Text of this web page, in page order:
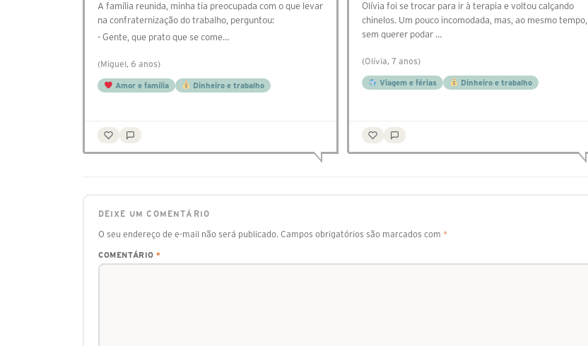
A família reunida, minha tia preocupada com o que levar
na confraternização do trabalho, perguntou:
- Gente, que prato que se come…
(Miguel, 6 anos)
Amor e família Dinheiro e trabalho
⁣⁣⁣⁣Olívia foi se trocar para ir à terapia e voltou calçando
chinelos. Um pouco incomodada, mas, ao mesmo tempo,
sem querer podar …
(Olívia, 7 anos)
Viagem e férias Dinheiro e trabalho
DEIXE UM COMENTÁRIO
O seu endereço de e-mail não será publicado. Campos obrigatórios são marcados com *
COMENTÁRIO *